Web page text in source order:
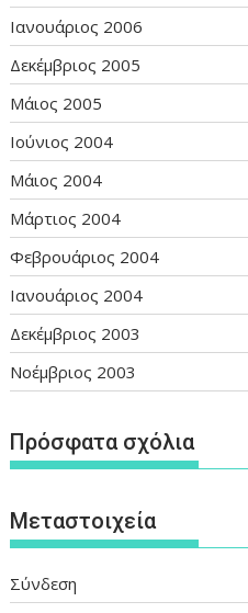
Ιανουάριος 2006
Δεκέμβριος 2005
Μάιος 2005
Ιούνιος 2004
Μάιος 2004
Μάρτιος 2004
Φεβρουάριος 2004
Ιανουάριος 2004
Δεκέμβριος 2003
Νοέμβριος 2003
Πρόσφατα σχόλια
Μεταστοιχεία
Σύνδεση